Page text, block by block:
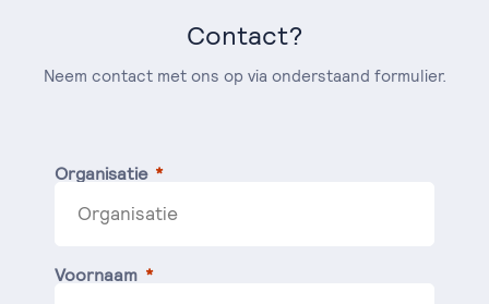
Contact?
Neem contact met ons op via onderstaand formulier.
Organisatie
Voornaam